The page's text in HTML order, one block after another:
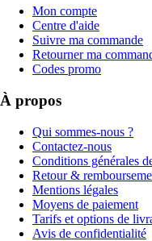
Mon compte
Centre d'aide
Suivre ma commande
Retourner ma
Codes promo
À propos
Qui sommes-nous ?
Contactez-nous
Conditions générales
Retour &
Mentions légales
Moyens de paiement
Tarifs et options de
Avis de confidentialité